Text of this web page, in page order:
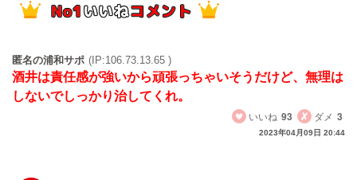
匿名の浦和サポ (IP:106.73.13.65 )
酒井は責任感が強いから頑張っちゃいそうだけど、無理は
しないでしっかり治してくれ。
いいね 93 ダメ 3
2023年04月09日 20:44